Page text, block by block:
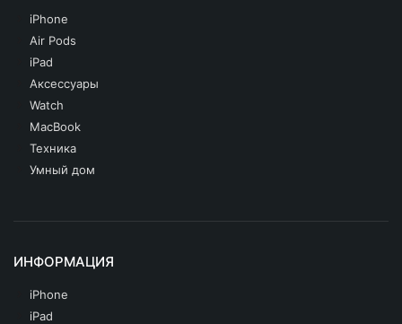
iPhone
Air Pods
iPad
Аксессуары
Watch
MacBook
Техника
Умный дом
ИНФОРМАЦИЯ
iPhone
iPad